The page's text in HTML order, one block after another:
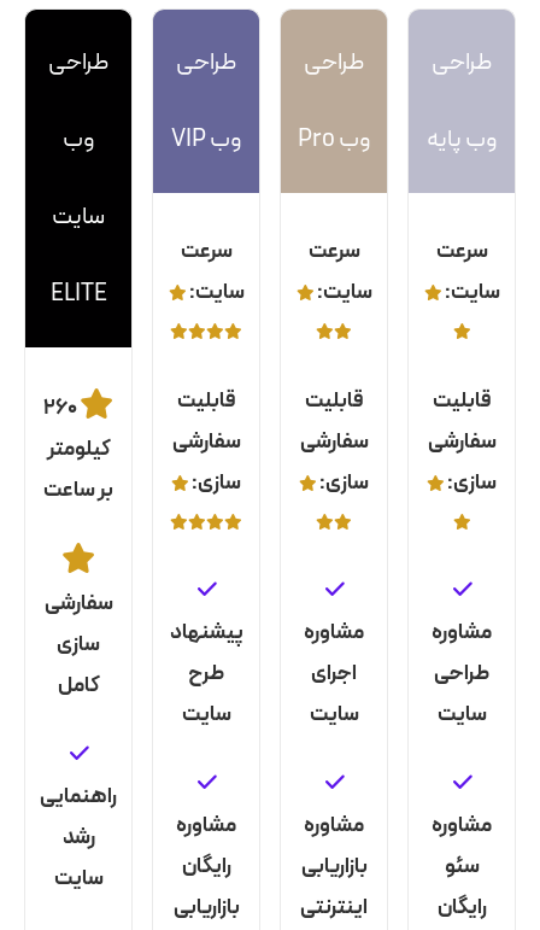
طراحی
وب پایه
سرعت
سایت:
قابلیت
سفارشی
سازی:
مشاوره
طراحی
سایت
مشاوره
سئو
رایگان
طراحی
وب Pro
سرعت
سایت:
قابلیت
سفارشی
سازی:
مشاوره
اجرای
سایت
مشاوره
بازاریابی
اینترنتی
طراحی
وب VIP
سرعت
سایت:
قابلیت
سفارشی
سازی:
پیشنهاد
طرح
سایت
مشاوره
رایگان
بازاریابی
طراحی
وب
سایت
ELITE
۲۶۰
کیلومتر
بر ساعت
سفارشی
سازی
کامل
راهنمایی
رشد
سایت